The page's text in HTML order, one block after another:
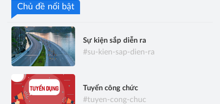
Chủ đề nổi bật
Sự kiện sắp diễn ra
#su-kien-sap-dien-ra
Tuyển công chức
#tuyen-cong-chuc